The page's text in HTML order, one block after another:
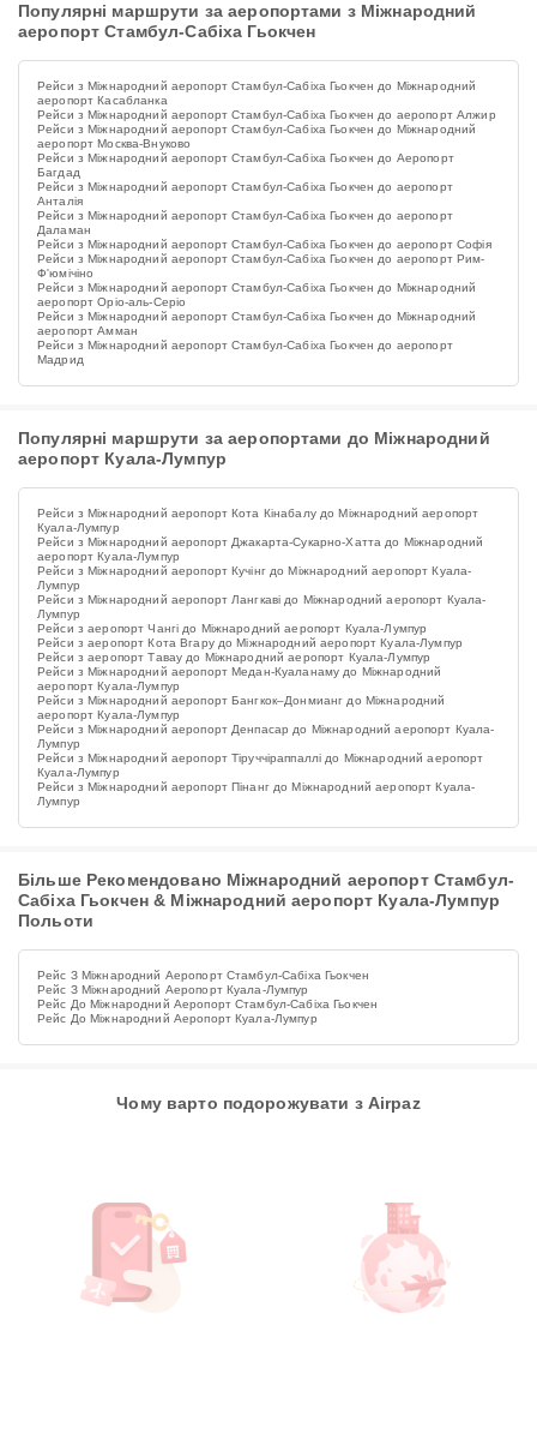
Популярні маршрути за аеропортами з Міжнародний
аеропорт Стамбул-Сабіха Гьокчен
Рейси з Міжнародний аеропорт Стамбул-Сабіха Гьокчен до Міжнародний
аеропорт Касабланка
Рейси з Міжнародний аеропорт Стамбул-Сабіха Гьокчен до аеропорт Алжир
Рейси з Міжнародний аеропорт Стамбул-Сабіха Гьокчен до Міжнародний
аеропорт Москва-Внуково
Рейси з Міжнародний аеропорт Стамбул-Сабіха Гьокчен до Аеропорт
Багдад
Рейси з Міжнародний аеропорт Стамбул-Сабіха Гьокчен до аеропорт
Анталія
Рейси з Міжнародний аеропорт Стамбул-Сабіха Гьокчен до аеропорт
Даламан
Рейси з Міжнародний аеропорт Стамбул-Сабіха Гьокчен до аеропорт Софія
Рейси з Міжнародний аеропорт Стамбул-Сабіха Гьокчен до аеропорт Рим-
Ф'юмічіно
Рейси з Міжнародний аеропорт Стамбул-Сабіха Гьокчен до Міжнародний
аеропорт Оріо-аль-Серіо
Рейси з Міжнародний аеропорт Стамбул-Сабіха Гьокчен до Міжнародний
аеропорт Амман
Рейси з Міжнародний аеропорт Стамбул-Сабіха Гьокчен до аеропорт
Мадрид
Популярні маршрути за аеропортами до Міжнародний
аеропорт Куала-Лумпур
Рейси з Міжнародний аеропорт Кота Кінабалу до Міжнародний аеропорт
Куала-Лумпур
Рейси з Міжнародний аеропорт Джакарта-Сукарно-Хатта до Міжнародний
аеропорт Куала-Лумпур
Рейси з Міжнародний аеропорт Кучінг до Міжнародний аеропорт Куала-
Лумпур
Рейси з Міжнародний аеропорт Лангкаві до Міжнародний аеропорт Куала-
Лумпур
Рейси з аеропорт Чангі до Міжнародний аеропорт Куала-Лумпур
Рейси з аеропорт Кота Вгару до Міжнародний аеропорт Куала-Лумпур
Рейси з аеропорт Тавау до Міжнародний аеропорт Куала-Лумпур
Рейси з Міжнародний аеропорт Медан-Куаланаму до Міжнародний
аеропорт Куала-Лумпур
Рейси з Міжнародний аеропорт Бангкок–Донмианг до Міжнародний
аеропорт Куала-Лумпур
Рейси з Міжнародний аеропорт Денпасар до Міжнародний аеропорт Куала-
Лумпур
Рейси з Міжнародний аеропорт Тіруччіраппаллі до Міжнародний аеропорт
Куала-Лумпур
Рейси з Міжнародний аеропорт Пінанг до Міжнародний аеропорт Куала-
Лумпур
Більше Рекомендовано Міжнародний аеропорт Стамбул-
Сабіха Гьокчен & Міжнародний аеропорт Куала-Лумпур
Польоти
Рейс З Міжнародний Аеропорт Стамбул-Сабіха Гьокчен
Рейс З Міжнародний Аеропорт Куала-Лумпур
Рейс До Міжнародний Аеропорт Стамбул-Сабіха Гьокчен
Рейс До Міжнародний Аеропорт Куала-Лумпур
Чому варто подорожувати з Airpaz